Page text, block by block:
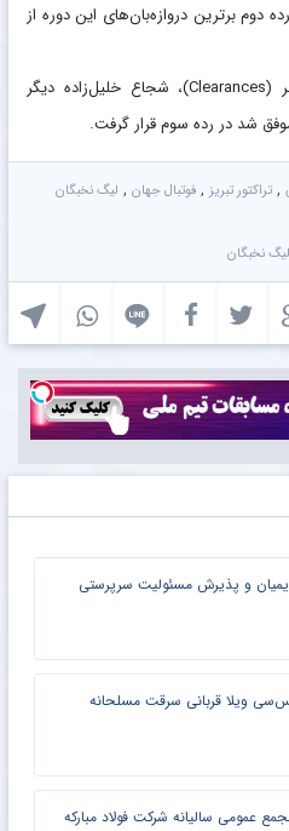
دوم برترین دروازه‌بان‌های این دوره از
در بخش دفع توپ از منطقه خطر (Clearances)، شجاع خلیل‌زاده دیگر
, تراکتور تبریز , فوتبال جهان , لیگ نخبگان
لیگ نخبگان
و پذیرش مسئولیت سرپرستی
ویلا قربانی سرقت مسلحانه
عمومی سالیانه شرکت فولاد مبارکه